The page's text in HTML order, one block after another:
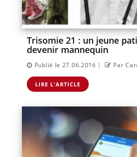
Trisomie 21 : un jeune
devenir mannequin
Publié le 27.06.2016 | Par
LIRE L'ARTICLE